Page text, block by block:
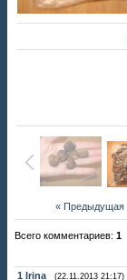
« Предыдущая
Всего комментариев: 1
1 Irina (22.11.2013 21:17)